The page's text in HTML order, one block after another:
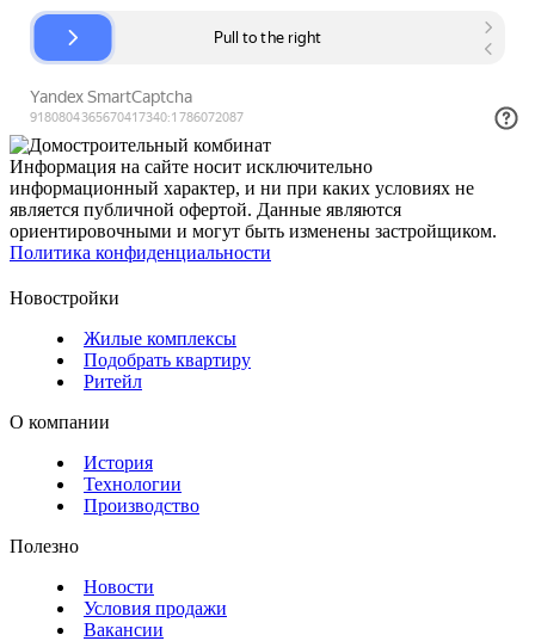
Информация на сайте носит исключительно
информационный характер, и ни при каких условиях не
является публичной офертой. Данные являются
ориентировочными и могут быть изменены застройщиком.
Политика конфиденциальности
Новостройки
Жилые комплексы
Подобрать квартиру
Ритейл
О компании
История
Технологии
Производство
Полезно
Новости
Условия продажи
Вакансии